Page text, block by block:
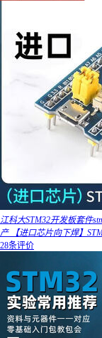
江科大STM32开发板套件
产 【进口芯片向下焊】
28条评价